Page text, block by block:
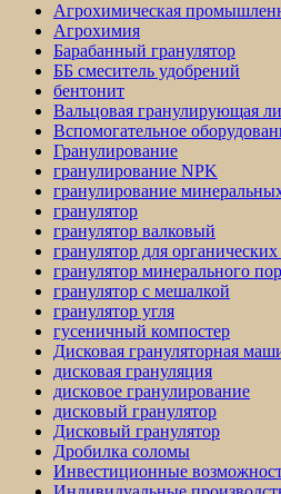
Агрохимическая
Агрохимия
Барабанный гранулятор
ББ смеситель удобрений
бентонит
Вальцовая гранулирующая
Вспомогательное
Гранулирование
гранулирование NPK
гранулирование
гранулятор
гранулятор валковый
гранулятор для
гранулятор минерального
гранулятор с мешалкой
гранулятор угля
гусеничный компостер
Дисковая грануляторная
дисковая грануляция
дисковое гранулирование
дисковый гранулятор
Дисковый гранулятор
Дробилка соломы
Инвестиционные